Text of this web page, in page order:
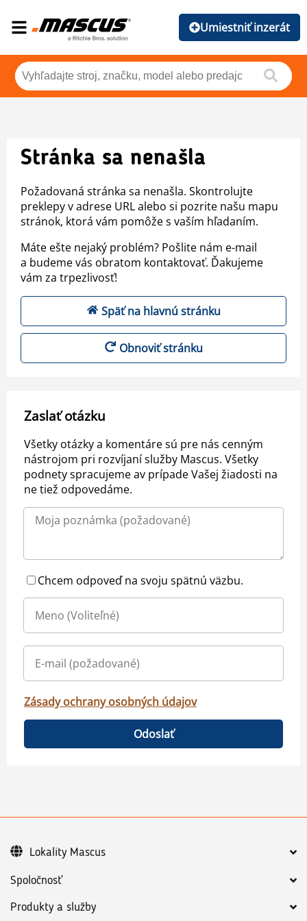
Umiestniť inzerát
Stránka sa nenašla
Požadovaná stránka sa nenašla. Skontrolujte
preklepy v adrese URL alebo si pozrite našu mapu
stránok, ktorá vám pomôže s vaším hľadaním.
Máte ešte nejaký problém? Pošlite nám e-mail
a budeme vás obratom kontaktovať. Ďakujeme
vám za trpezlivosť!
Späť na hlavnú stránku
Obnoviť stránku
Zaslať otázku
Všetky otázky a komentáre sú pre nás cenným
nástrojom pri rozvíjaní služby Mascus. Všetky
podnety spracujeme av prípade Vašej žiadosti na
ne tiež odpovedáme.
Chcem odpoveď na svoju spätnú väzbu.
Zásady ochrany osobných údajov
Odoslať
Spoločnosť
Produkty a služby
Lokality Mascus